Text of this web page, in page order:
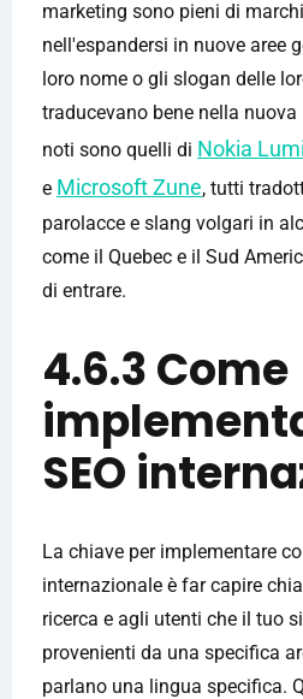
marketing sono pieni di
nell'espandersi in nuove aree
loro nome o gli slogan delle
traducevano bene nella
noti sono quelli di Nokia
e Microsoft Zune, tutti
parolacce e slang volgari in
come il Quebec e il Sud
di entrare.
4.6.3 Come
SEO
La chiave per implementare
internazionale è far capire
ricerca e agli utenti che il tuo
provenienti da una specifica
parlano una lingua specifica.